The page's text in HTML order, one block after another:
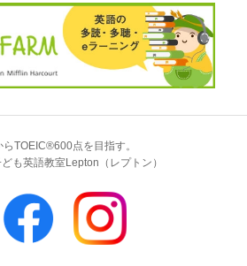
TOEIC®600点を目指す。
も英語教室Lepton（レプトン）